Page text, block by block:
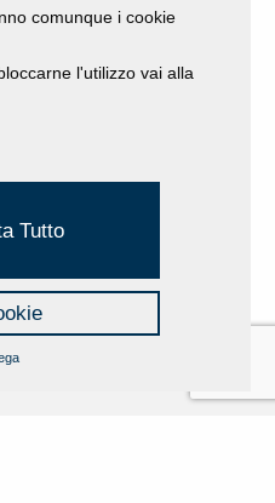
comunque i cookie
l'utilizzo vai alla
Tutto